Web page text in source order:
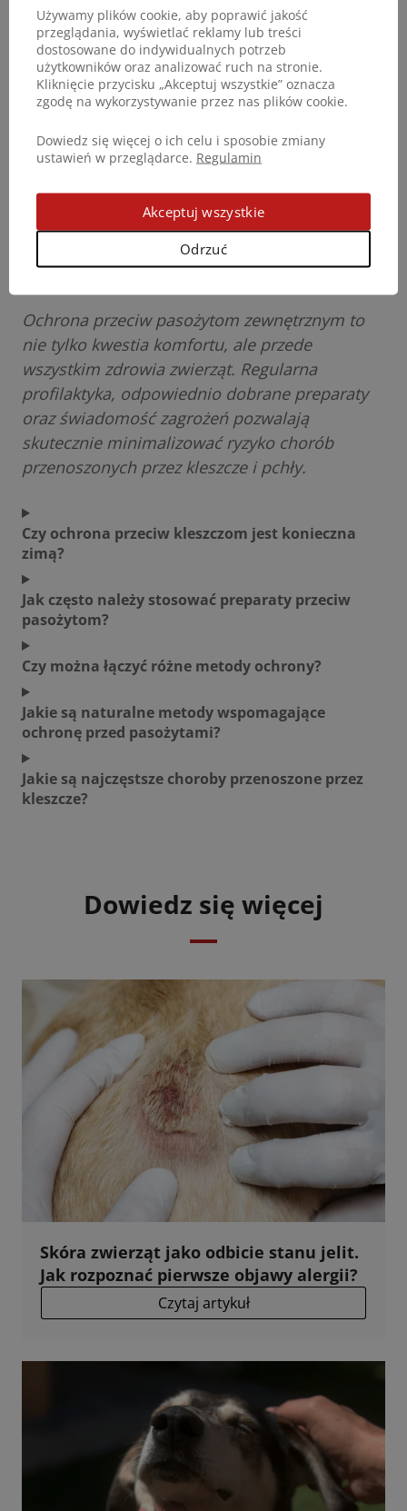
DogoSTOP spray– naturalny preparat w formie
aerozolu, który chroni psy i koty przed
kleszczami, pchłami oraz komarami. Dzięki
unikalnej formule z olejem Neem i olejkami
eterycznymi preparat działa odstraszająco,
pielęgnuje sierść i koi skórę, zapewniając
pupilowi komfort, a także bezpieczeństwo
FAQ – ochrona przeciw pasożytom
zewnętrznym
Ochrona przeciw pasożytom zewnętrznym to
nie tylko kwestia komfortu, ale przede
wszystkim zdrowia zwierząt. Regularna
profilaktyka, odpowiednio dobrane preparaty
oraz świadomość zagrożeń pozwalają
skutecznie minimalizować ryzyko chorób
przenoszonych przez kleszcze i pchły.
Czy ochrona przeciw kleszczom jest konieczna
zimą?
Jak często należy stosować preparaty przeciw
pasożytom?
Czy można łączyć różne metody ochrony?
Jakie są naturalne metody wspomagające
ochronę przed pasożytami?
Jakie są najczęstsze choroby przenoszone przez
kleszcze?
Dowiedz się więcej
Skóra zwierząt jako odbicie stanu jelit.
Jak rozpoznać pierwsze objawy alergii?
Czytaj artykuł
Używamy plików cookie, aby poprawić jakość
przeglądania, wyświetlać reklamy lub treści
dostosowane do indywidualnych potrzeb
użytkowników oraz analizować ruch na stronie.
Kliknięcie przycisku „Akceptuj wszystkie” oznacza
zgodę na wykorzystywanie przez nas plików cookie.
Dowiedz się więcej o ich celu i sposobie zmiany
ustawień w przeglądarce. Regulamin
Odrzuć
Akceptuj wszystkie